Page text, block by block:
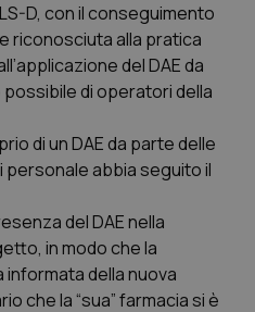
D, con il conseguimento
riconosciuta alla pratica
del DAE da
di operatori della
di un DAE da parte delle
personale abbia seguito il
del DAE nella
in modo che la
della nuova
che la “sua” farmacia si è